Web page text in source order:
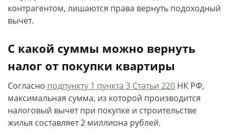
контрагентом, лишаются права вернуть подоходный
вычет.
С какой суммы можно вернуть
налог от покупки квартиры
Согласно подпункту 1 пункта 3 Статьи 220 НК РФ,
максимальная сумма, из которой производится
налоговый вычет при покупке и строительстве
жилья составляет 2 миллиона рублей.